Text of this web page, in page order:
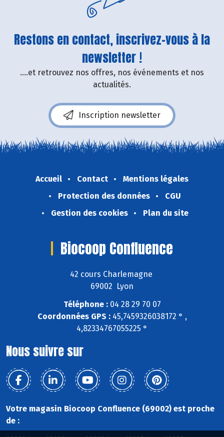
Restons en contact, inscrivez-vous à la
newsletter !
....et retrouvez nos offres, nos événements et nos
actualités.
Inscription newsletter
Accueil Contact
Mentions légales
Protection des données
CGU
Gestion des cookies
Plan du site
Biocoop Confluence
42 cours Charlemagne
69002 Lyon
Téléphone :04 28 29 70 07
Coordonnées GPS :45,7459326038172 ° ,
4,82334767055225 °
Nous suivre sur
Votre magasin Biocoop Confluence (69002) est proche
de :